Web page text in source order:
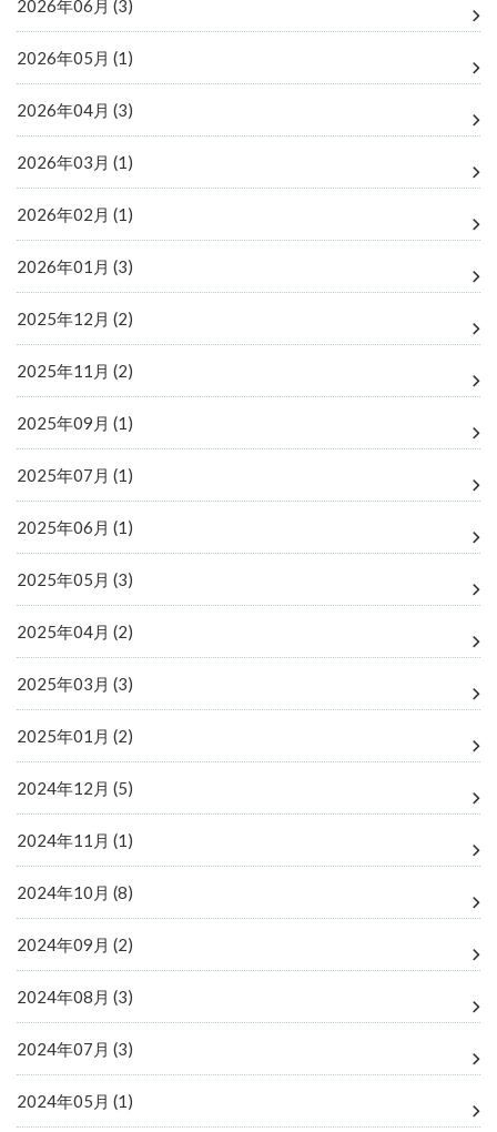
2026年06月 (3)
2026年05月 (1)
2026年04月 (3)
2026年03月 (1)
2026年02月 (1)
2026年01月 (3)
2025年12月 (2)
2025年11月 (2)
2025年09月 (1)
2025年07月 (1)
2025年06月 (1)
2025年05月 (3)
2025年04月 (2)
2025年03月 (3)
2025年01月 (2)
2024年12月 (5)
2024年11月 (1)
2024年10月 (8)
2024年09月 (2)
2024年08月 (3)
2024年07月 (3)
2024年05月 (1)